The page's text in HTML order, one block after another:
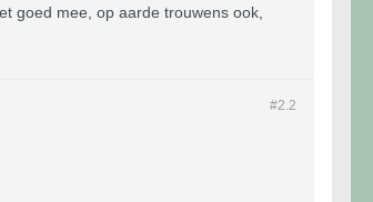
goed mee, op aarde trouwens ook,
#2. 2